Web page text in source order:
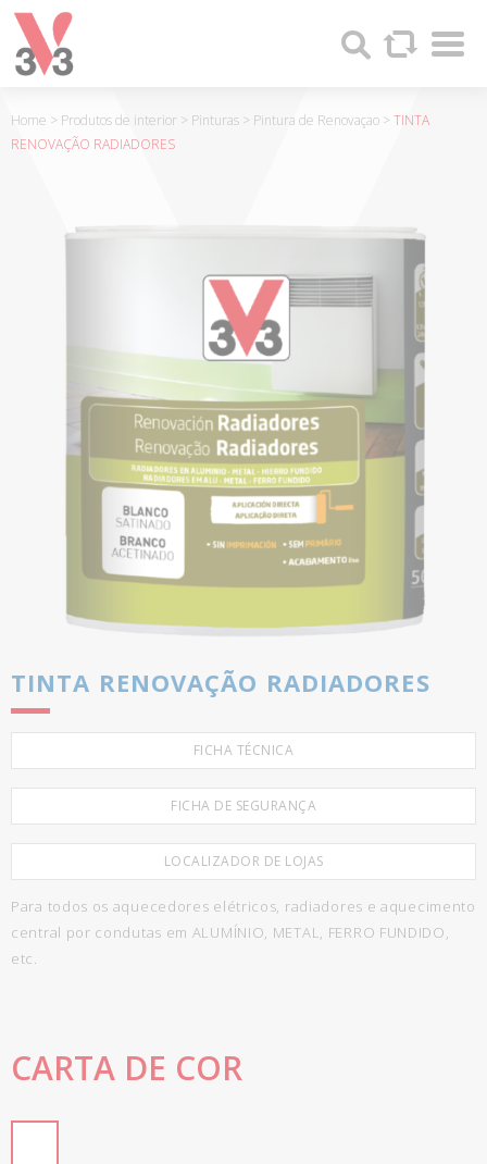
V33
FABRICANTE
PRODUCTOS
DE
PINTURAS
Search
Home > Produtos de interior > Pinturas > Pintura de Renovaçao > TINTA
RENOVAÇÃO RADIADORES
TINTA RENOVAÇÃO RADIADORES
FICHA TÉCNICA
FICHA DE SEGURANÇA
LOCALIZADOR DE LOJAS
Para todos os aquecedores elétricos, radiadores e aquecimento
central por condutas em ALUMÍNIO, METAL, FERRO FUNDIDO,
etc.
CARTA DE COR
Painel de Gerenciamento de Cookies